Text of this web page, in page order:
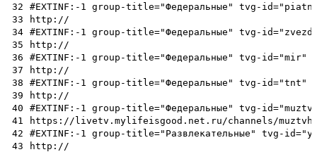
32
#EXTINF:-1 group-title="Федеральные" tvg-
33
http://
34 #EXTINF:-1 group-title="Федеральные" tvg-
35
http://
36
#EXTINF:-1 group-title="Федеральные" tvg-id="mir"
37
http://
38
#EXTINF:-1 group-title="Федеральные" tvg-id="tnt"
39
http://
40
#EXTINF:-1 group-title="Федеральные" tvg-
41
https://livetv.mylifeisgood.net.ru/channels/
42
#EXTINF:-1 group-title="Развлекательные" tvg-
43
http://